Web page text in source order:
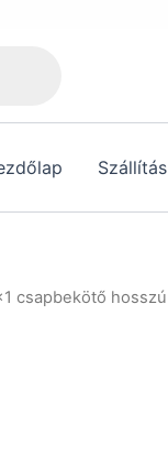
Szállítás
csapbekötő hosszú